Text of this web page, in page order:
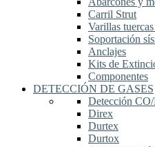
Carril Strut
Varillas
Soportación
Anclajes
Kits de
Componentes
DETECCIÓN DE GASES
Detección
Direx
Durtex
Durtox